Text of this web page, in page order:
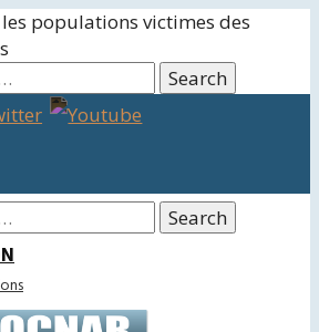
les populations victimes des